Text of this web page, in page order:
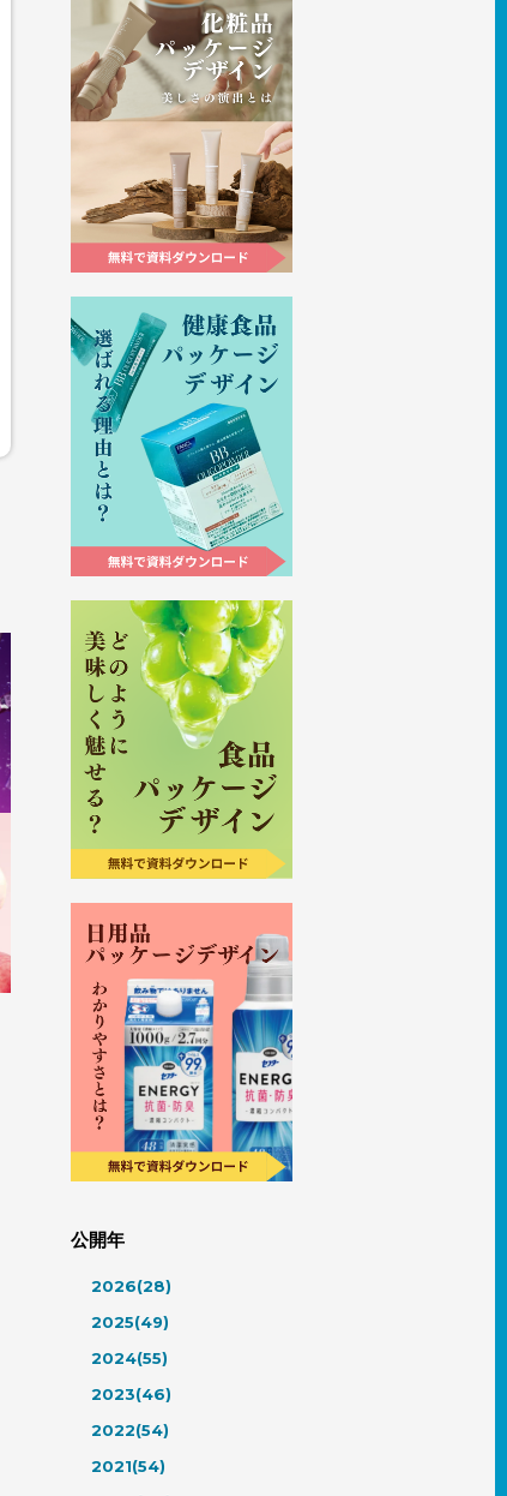
公開年
2026(28)
2025(49)
2024(55)
2023(46)
2022(54)
2021(54)